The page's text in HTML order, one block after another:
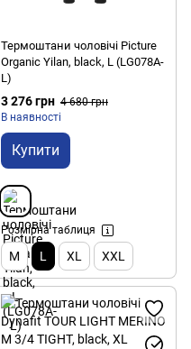
Термоштани чоловічі Picture
Organic Yilan, black, L (LG078A-
L)
3 276 грн 4 680 грн
В наявності
Купити
Розмірна таблиця
M L XL XXL